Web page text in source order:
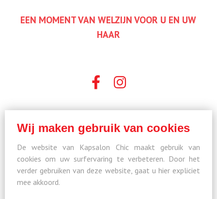
EEN MOMENT VAN WELZIJN VOOR U EN UW
HAAR
Wij maken gebruik van cookies
De website van Kapsalon Chic maakt gebruik van
cookies om uw surfervaring te verbeteren. Door het
verder gebruiken van deze website, gaat u hier expliciet
mee akkoord.